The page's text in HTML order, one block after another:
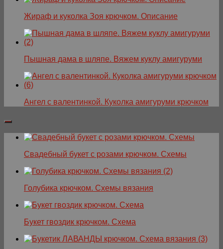
Жираф и куколка Зоя крючком. Описание
Пышная дама в шляпе. Вяжем куклу амигуруми
Ангел с валентинкой. Куколка амигуруми крючком
Свадебный букет с розами крючком. Схемы
Голубика крючком. Схемы вязания
Букет гвоздик крючком. Схема